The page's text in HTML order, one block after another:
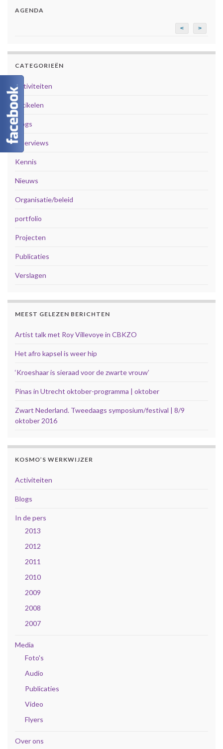
AGENDA
< >
CATEGORIEËN
Activiteiten
Artikelen
Blogs
Interviews
Kennis
Nieuws
Organisatie/beleid
portfolio
Projecten
Publicaties
Verslagen
MEEST GELEZEN BERICHTEN
Artist talk met Roy Villevoye in CBKZO
Het afro kapsel is weer hip
‘Kroeshaar is sieraad voor de zwarte vrouw’
Pinas in Utrecht oktober-programma | oktober
Zwart Nederland. Tweedaags symposium/festival | 8/9
oktober 2016
KOSMO’S WERKWIJZER
Activiteiten
Blogs
In de pers
2013
2012
2011
2010
2009
2008
2007
Media
Foto's
Audio
Publicaties
Video
Flyers
Over ons